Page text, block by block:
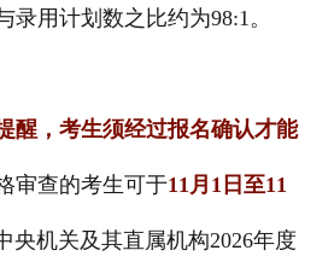
录用计划数之比约为98:1。
醒，考生须经过报名确认才能
审查的考生可于11月1日至11
央机关及其直属机构2026年度